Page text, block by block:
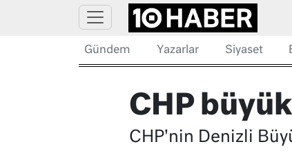
Gündem Yazarlar Siyaset
CHP
CHP'nin Denizli